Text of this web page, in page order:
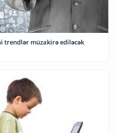
trendlər müzakirə ediləcək